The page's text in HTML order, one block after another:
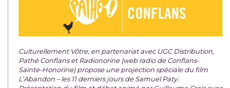
Culturellement Vôtre, en partenariat avec UGC Distribution,
Pathé Conflans et Radionorine (web radio de Conflans-
Sainte-Honorine) propose une projection spéciale du film
L’Abandon – les 11 derniers jours de Samuel Paty.